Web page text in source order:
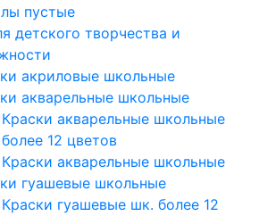
пустые
детского творчества и
акриловые школьные
акварельные школьные
Краски акварельные школьные
более 12 цветов
Краски акварельные школьные
гуашевые школьные
Краски гуашевые шк. более 12